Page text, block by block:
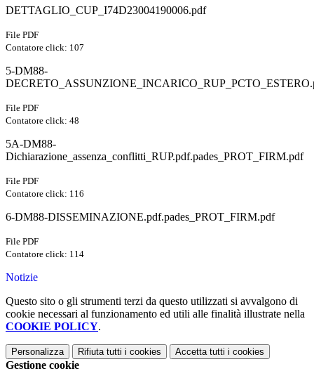
DETTAGLIO_CUP_I74D23004190006.pdf
File PDF
Contatore click: 107
5-DM88-
File PDF
Contatore click: 48
5A-DM88-
Dichiarazione_assenza_conflitti_RUP.pdf.pades_PROT_FIRM.pdf
File PDF
Contatore click: 116
6-DM88-DISSEMINAZIONE.pdf.pades_PROT_FIRM.pdf
File PDF
Contatore click: 114
Notizie
Questo sito o gli strumenti terzi da questo utilizzati si avvalgono di
cookie necessari al funzionamento ed utili alle finalità illustrate nella
COOKIE POLICY.
Personalizza Rifiuta tutti i cookies Accetta tutti i cookies
Gestione cookie